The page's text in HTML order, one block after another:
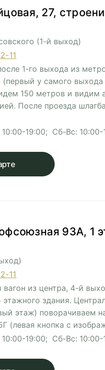
27,
(1-й выход)
11
1-го выхода из
у самого
150 метров и видим
После проезда
19:00; Сб-Вс: 10:00-
93А, 1
11
вагон из центра, 4-й
этажного здания.
этаж) поворачиваем
(левая кнопка с
19:00; Сб-Вс: 10:00-